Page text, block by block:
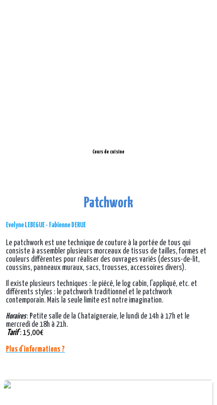
Cours de cuisine
Patchwork
Evelyne LEBEGUE - Fabienne DERUE
Le patchwork est une technique de couture à la portée de tous qui
consiste à assembler plusieurs morceaux de tissus de tailles, formes et
couleurs différentes pour réaliser des ouvrages variés (dessus-de-lit,
coussins, panneaux muraux, sacs, trousses, accessoires divers).
Il existe plusieurs techniques : le piécé, le log cabin, l'appliqué, etc. et
différents styles : le patchwork traditionnel et le patchwork
contemporain. Mais la seule limite est notre imagination.
Horaires: Petite salle de la Chataigneraie, le lundi de 14h à 17h et le
mercredi de 18h à 21h.
Tarif: 15,00€
Plus d'informations ?